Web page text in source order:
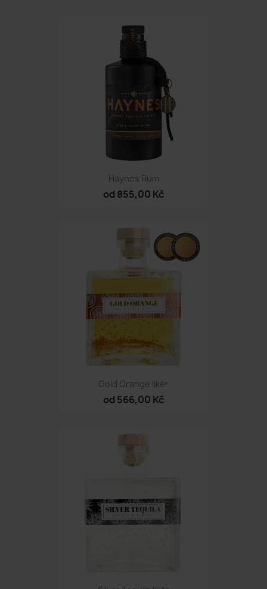
Haynes Rum
od 855,00 Kč
Gold Orange likér
od 566,00 Kč